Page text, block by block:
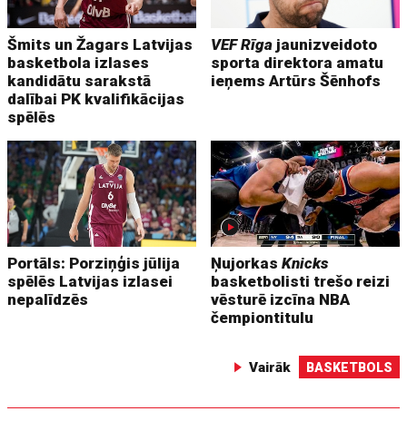
Šmits un Žagars Latvijas
basketbola izlases
kandidātu sarakstā
dalībai PK kvalifikācijas
spēlēs
VEF Rīga jaunizveidoto
sporta direktora amatu
ieņems Artūrs Šēnhofs
Portāls: Porziņģis jūlija
spēlēs Latvijas izlasei
nepalīdzēs
ŅujorkasKnicks
basketbolisti trešo reizi
vēsturē izcīna NBA
čempiontitulu
Vairāk BASKETBOLS